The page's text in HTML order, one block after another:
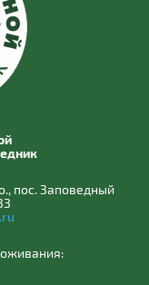
пос. Заповедный